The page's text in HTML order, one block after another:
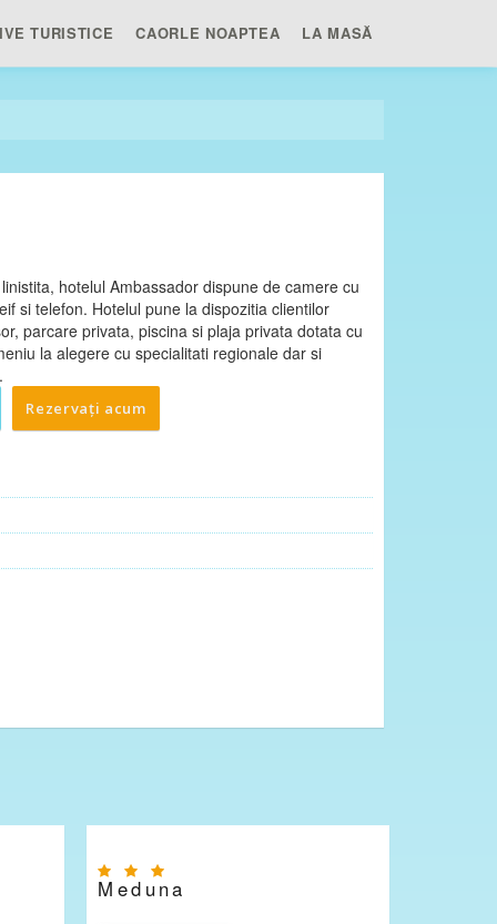
TURISTICE CAORLE NOAPTEA LA MASĂ
hotelul Ambassador dispune de camere cu
si telefon. Hotelul pune la dispozitia clientilor
parcare privata, piscina si plaja privata dotata cu
la alegere cu specialitati regionale dar si
Rezervați acum
Meduna